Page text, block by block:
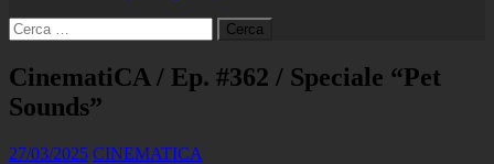
Ricerca
per:
CinematiCA / Ep. #362 / Speciale “Pet
Sounds”
27/03/2025 CINEMATICA